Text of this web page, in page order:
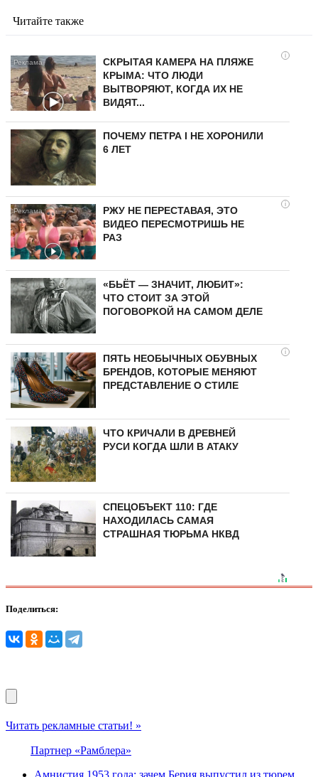
Читайте также
i
СКРЫТАЯ КАМЕРА НА ПЛЯЖЕ
КРЫМА: ЧТО ЛЮДИ
ВЫТВОРЯЮТ, КОГДА ИХ НЕ
ВИДЯТ...
ПОЧЕМУ ПЕТРА I НЕ ХОРОНИЛИ
6 ЛЕТ
i
РЖУ НЕ ПЕРЕСТАВАЯ, ЭТО
ВИДЕО ПЕРЕСМОТРИШЬ НЕ
РАЗ
«БЬЁТ — ЗНАЧИТ, ЛЮБИТ»:
ЧТО СТОИТ ЗА ЭТОЙ
ПОГОВОРКОЙ НА САМОМ ДЕЛЕ
i
ПЯТЬ НЕОБЫЧНЫХ ОБУВНЫХ
БРЕНДОВ, КОТОРЫЕ МЕНЯЮТ
ПРЕДСТАВЛЕНИЕ О СТИЛЕ
ЧТО КРИЧАЛИ В ДРЕВНЕЙ
РУСИ КОГДА ШЛИ В АТАКУ
СПЕЦОБЪЕКТ 110: ГДЕ
НАХОДИЛАСЬ САМАЯ
СТРАШНАЯ ТЮРЬМА НКВД
Поделиться:
Читать рекламные статьи! »
Партнер «Рамблера»